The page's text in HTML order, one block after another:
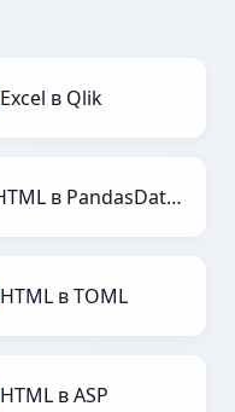
Excel в Qlik
HTML в PandasDataFrame
HTML в TOML
HTML в ASP